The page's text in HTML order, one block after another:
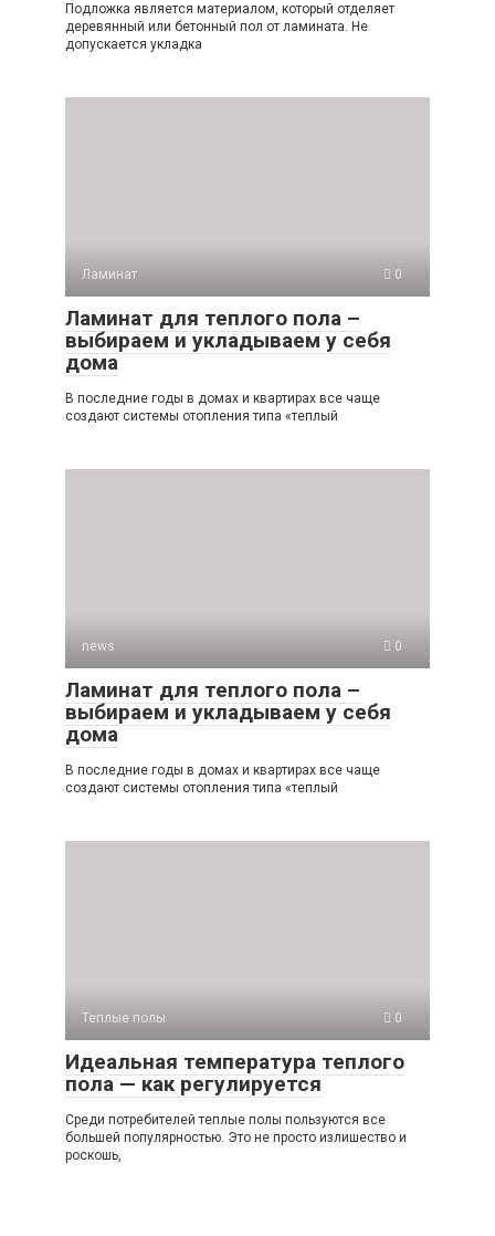
Подложка является материалом, который отделяет
деревянный или бетонный пол от ламината. Не
допускается укладка
Ламинат 0
Ламинат для теплого пола –
выбираем и укладываем у себя
дома
В последние годы в домах и квартирах все чаще
создают системы отопления типа «теплый
news 0
Ламинат для теплого пола –
выбираем и укладываем у себя
дома
В последние годы в домах и квартирах все чаще
создают системы отопления типа «теплый
Теплые полы 0
Идеальная температура теплого
пола — как регулируется
Среди потребителей теплые полы пользуются все
большей популярностью. Это не просто излишество и
роскошь,